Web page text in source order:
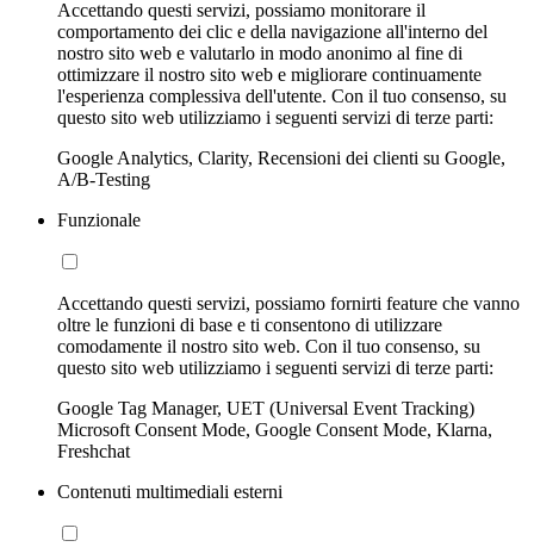
Accettando questi servizi, possiamo monitorare il
comportamento dei clic e della navigazione all'interno del
nostro sito web e valutarlo in modo anonimo al fine di
ottimizzare il nostro sito web e migliorare continuamente
l'esperienza complessiva dell'utente. Con il tuo consenso, su
questo sito web utilizziamo i seguenti servizi di terze parti:
Google Analytics, Clarity, Recensioni dei clienti su Google,
A/B-Testing
Funzionale
Accettando questi servizi, possiamo fornirti feature che vanno
oltre le funzioni di base e ti consentono di utilizzare
comodamente il nostro sito web. Con il tuo consenso, su
questo sito web utilizziamo i seguenti servizi di terze parti:
Google Tag Manager, UET (Universal Event Tracking)
Microsoft Consent Mode, Google Consent Mode, Klarna,
Freshchat
Contenuti multimediali esterni